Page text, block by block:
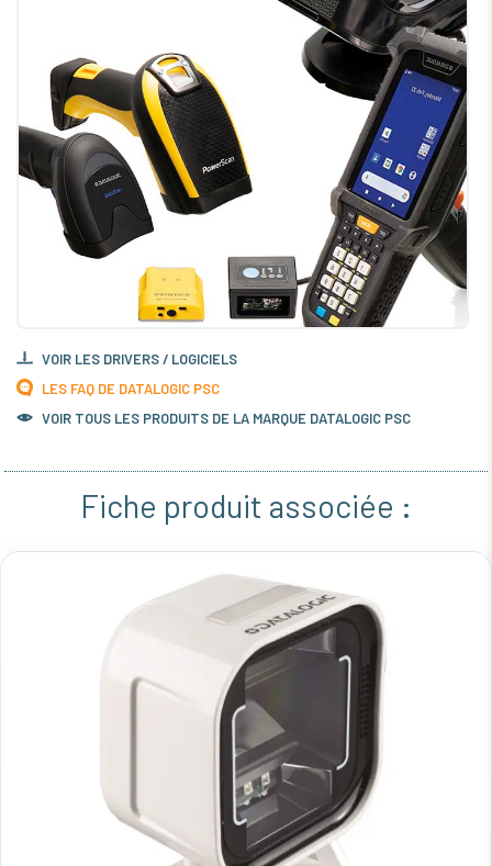
VOIR LES DRIVERS / LOGICIELS
LES FAQ DE DATALOGIC PSC
VOIR TOUS LES PRODUITS DE LA MARQUE DATALOGIC PSC
Fiche produit associée :